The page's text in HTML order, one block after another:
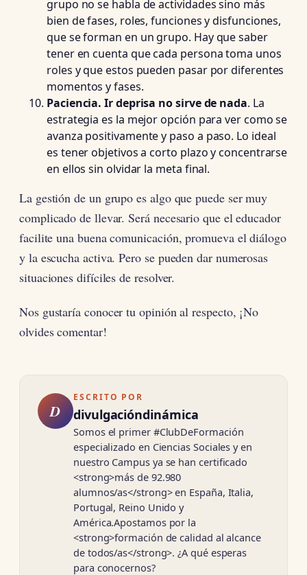
grupo no se habla de actividades sino más
bien de fases, roles, funciones y disfunciones,
que se forman en un grupo. Hay que saber
tener en cuenta que cada persona toma unos
roles y que estos pueden pasar por diferentes
momentos y fases.
Paciencia. Ir deprisa no sirve de nada. La
estrategia es la mejor opción para ver como se
avanza positivamente y paso a paso. Lo ideal
es tener objetivos a corto plazo y concentrarse
en ellos sin olvidar la meta final.
La gestión de un grupo es algo que puede ser muy
complicado de llevar. Será necesario que el educador
facilite una buena comunicación, promueva el diálogo
y la escucha activa. Pero se pueden dar numerosas
situaciones difíciles de resolver.
Nos gustaría conocer tu opinión al respecto, ¡No
olvides comentar!
D
ESCRITO POR
divulgacióndinámica
Somos el primer #ClubDeFormación
especializado en Ciencias Sociales y en
nuestro Campus ya se han certificado
<strong>más de 92.980
alumnos/as</strong> en España, Italia,
Portugal, Reino Unido y
América.Apostamos por la
<strong>formación de calidad al alcance
de todos/as</strong>. ¿A qué esperas
para conocernos?